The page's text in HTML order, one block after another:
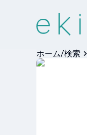
ホーム/検索